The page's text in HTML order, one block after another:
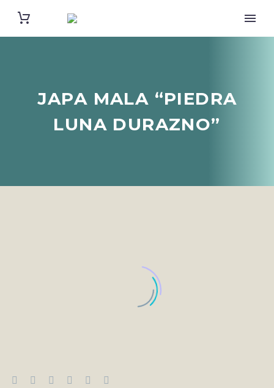
JAPA MALA “PIEDRA
LUNA DURAZNO”